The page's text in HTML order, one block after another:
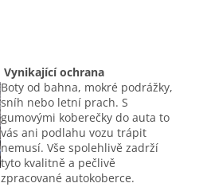
Vynikající ochrana
Boty od bahna, mokré podrážky,
sníh nebo letní prach. S
gumovými koberečky do auta to
vás ani podlahu vozu trápit
nemusí. Vše spolehlivě zadrží
tyto kvalitně a pečlivě
zpracované autokoberce.